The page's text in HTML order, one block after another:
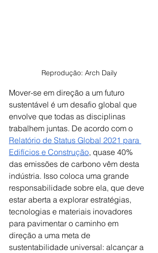
Reprodução: Arch Daily
Mover-se em direção a um futuro
sustentável é um desafio global que
envolve que todas as disciplinas
trabalhem juntas. De acordo com o
Relatório de Status Global 2021 para
Edifícios e Construção, quase 40%
das emissões de carbono vêm desta
indústria. Isso coloca uma grande
responsabilidade sobre ela, que deve
estar aberta a explorar estratégias,
tecnologias e materiais inovadores
para pavimentar o caminho em
direção a uma meta de
sustentabilidade universal: alcançar a